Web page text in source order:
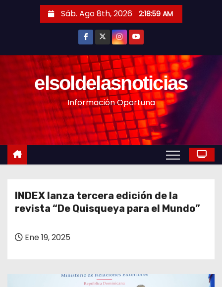
n
Sáb. Ago 8th, 2026 2:19:01 AM
elsoldelasnoticias
Información Oportuna
INDEX lanza tercera edición de la
revista “De Quisqueya para el Mundo”
Ene 19, 2025